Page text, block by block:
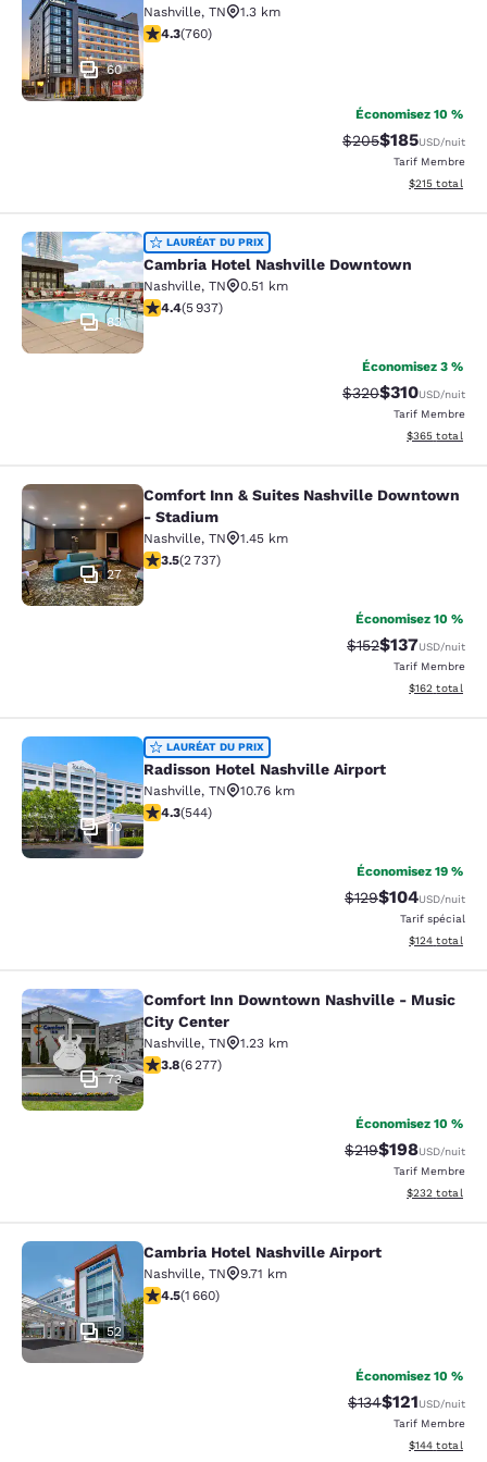
60
Nashville, TN
1.3 km
4.26 étoiles. Excellent. 760 commentaires
4.3(760)
Économisez 10 %
Tarif barré :
$205Tarif réduit :
$185USD/nuit
Tarif Membre
Afficher les
$215 total
Cambria Hotel Nashville Downtown
83
LAURÉAT DU PRIX
Cambria Hotel Nashville Downtown
Nashville, TN
0.51 km
4.43 étoiles. Excellent. 5937 commentaires
4.4(5 937)
Économisez 3 %
Tarif barré :
$320Tarif réduit :
$310USD/nuit
Tarif Membre
Afficher les
$365 total
Comfort Inn & Suites Nashville
27
Comfort Inn & Suites Nashville Downtown
- Stadium
Nashville, TN
1.45 km
3.53 étoiles. Bien. 2737 commentaires
3.5(2 737)
Économisez 10 %
Tarif barré :
$152Tarif réduit :
$137USD/nuit
Tarif Membre
Afficher les
$162 total
Radisson Hotel Nashville Airport
20
LAURÉAT DU PRIX
Radisson Hotel Nashville Airport
Nashville, TN
10.76 km
4.26 étoiles. Excellent. 544 commentaires
4.3(544)
Économisez 19 %
Tarif barré :
$129Tarif réduit :
$104USD/nuit
Tarif spécial
Afficher les
$124 total
Comfort Inn Downtown Nashville -
73
Comfort Inn Downtown Nashville - Music
City Center
Nashville, TN
1.23 km
3.84 étoiles. Bien. 6277 commentaires
3.8(6 277)
Économisez 10 %
Tarif barré :
$219Tarif réduit :
$198USD/nuit
Tarif Membre
Afficher les
$232 total
Cambria Hotel Nashville Airport
52
Cambria Hotel Nashville Airport
Nashville, TN
9.71 km
4.5 étoiles. Excellent. 1660 commentaires
4.5(1 660)
Économisez 10 %
Tarif barré :
$134Tarif réduit :
$121USD/nuit
Tarif Membre
Afficher les
$144 total